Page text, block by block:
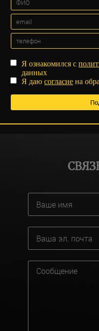
Я ознакомился с
данных
Я даюсогласие на